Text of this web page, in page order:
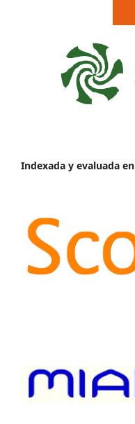
Indexada y evaluada en